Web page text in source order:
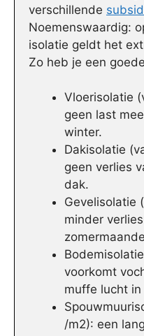
verschillende
Noemenswaardig:
isolatie geldt het
Zo heb je een
Vloerisolatie
geen last
winter.
Dakisolatie
geen verlies
dak.
Gevelisolatie
minder
voorkomt
muffe lucht
/m2): een